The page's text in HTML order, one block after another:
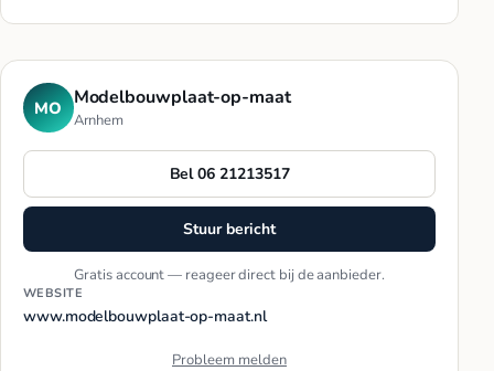
MO Modelbouwplaat-op-maat
Arnhem
Bel 06 21213517
Stuur bericht
Gratis account — reageer direct bij de aanbieder.
WEBSITE
www.modelbouwplaat-op-maat.nl
Probleem melden